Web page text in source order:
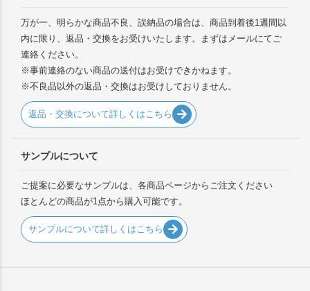
万が一、明らかな商品不良、誤納品の場合は、商品到着後1週間以
内に限り、返品・交換をお受けいたします。まずはメールにてご
連絡ください。
※事前連絡のない商品の送付はお受けできかねます。
※不良品以外の返品・交換はお受けしておりません。
返品・交換について詳しくはこちら
サンプルについて
ご提案に必要なサンプルは、各商品ページからご注文ください
ほとんどの商品が1点から購入可能です。
サンプルについて詳しくはこちら